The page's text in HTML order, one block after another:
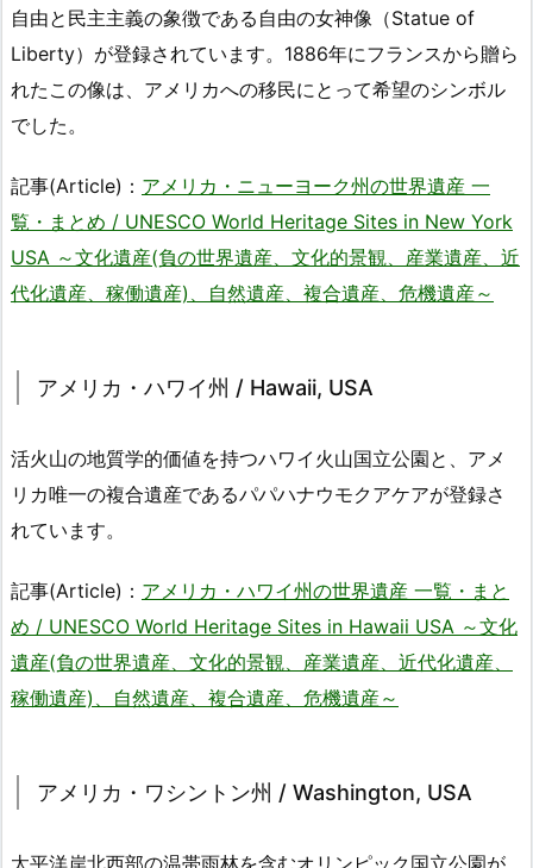
自由と民主主義の象徴である自由の女神像（Statue of
Liberty）が登録されています。1886年にフランスから贈ら
れたこの像は、アメリカへの移民にとって希望のシンボル
でした。
記事(Article)： アメリカ・ニューヨーク州の世界遺産 一
覧・まとめ / UNESCO World Heritage Sites in New York
USA ～文化遺産(負の世界遺産、文化的景観、産業遺産、近
代化遺産、稼働遺産)、自然遺産、複合遺産、危機遺産～
アメリカ・ハワイ州 / Hawaii, USA
活火山の地質学的価値を持つハワイ火山国立公園と、アメ
リカ唯一の複合遺産であるパパハナウモクアケアが登録さ
れています。
記事(Article)： アメリカ・ハワイ州の世界遺産 一覧・まと
め / UNESCO World Heritage Sites in Hawaii USA ～文化
遺産(負の世界遺産、文化的景観、産業遺産、近代化遺産、
稼働遺産)、自然遺産、複合遺産、危機遺産～
アメリカ・ワシントン州 / Washington, USA
太平洋岸北西部の温帯雨林を含むオリンピック国立公園が